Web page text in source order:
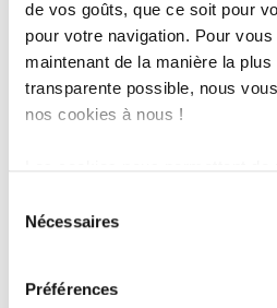
de vos goûts, que ce soit pour
pour votre navigation. Pour
maintenant de la manière la
transparente possible, nous
nos cookies à nous !
médias sociaux et d'analyser
partageons également des
notre site avec nos partenaires
publicité et d'analyse, qui
Nécessaires
Préférences